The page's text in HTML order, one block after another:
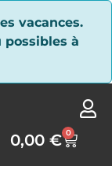
vacances.
possibles à
0,00€ 0